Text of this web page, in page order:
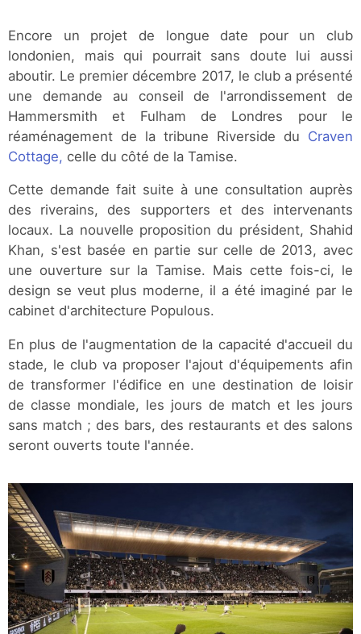
Encore un projet de longue date pour un club
londonien, mais qui pourrait sans doute lui aussi
aboutir. Le premier décembre 2017, le club a présenté
une demande au conseil de l'arrondissement de
Hammersmith et Fulham de Londres pour le
réaménagement de la tribune Riverside du Craven
Cottage, celle du côté de la Tamise.
Cette demande fait suite à une consultation auprès
des riverains, des supporters et des intervenants
locaux. La nouvelle proposition du président, Shahid
Khan, s'est basée en partie sur celle de 2013, avec
une ouverture sur la Tamise. Mais cette fois-ci, le
design se veut plus moderne, il a été imaginé par le
cabinet d'architecture Populous.
En plus de l'augmentation de la capacité d'accueil du
stade, le club va proposer l'ajout d'équipements afin
de transformer l'édifice en une destination de loisir
de classe mondiale, les jours de match et les jours
sans match ; des bars, des restaurants et des salons
seront ouverts toute l'année.